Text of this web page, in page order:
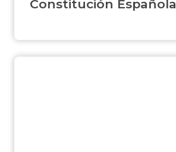
Constitución Española